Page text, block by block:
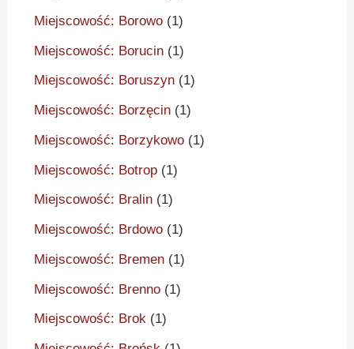
Miejscowość: Borowo (1)
Miejscowość: Borucin (1)
Miejscowość: Boruszyn (1)
Miejscowość: Borzęcin (1)
Miejscowość: Borzykowo (1)
Miejscowość: Botrop (1)
Miejscowość: Bralin (1)
Miejscowość: Brdowo (1)
Miejscowość: Bremen (1)
Miejscowość: Brenno (1)
Miejscowość: Brok (1)